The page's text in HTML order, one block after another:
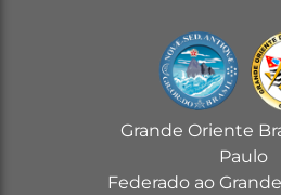
Grande Oriente
Paulo
Federado ao